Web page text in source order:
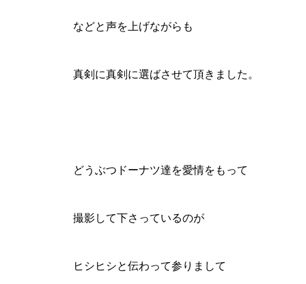
などと声を上げながらも
真剣に真剣に選ばさせて頂きました。
どうぶつドーナツ達を愛情をもって
撮影して下さっているのが
ヒシヒシと伝わって参りまして